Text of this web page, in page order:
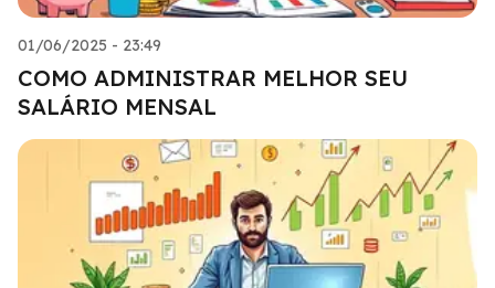
01/06/2025 - 23:49
COMO ADMINISTRAR MELHOR SEU
SALÁRIO MENSAL